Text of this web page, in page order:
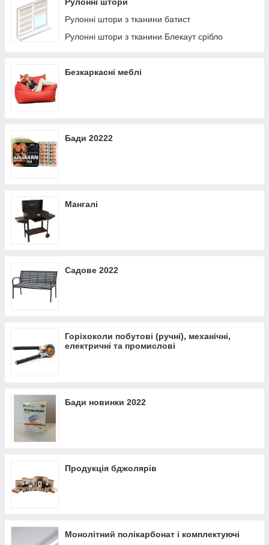
Рулонні штори з тканини батист
Рулонні штори з тканини Блекаут срібло
Безкаркасні меблі
Бади 20222
Мангалі
Садове 2022
Горіхоколи побутові (ручні), механічні,
електричні та промислові
Бади новинки 2022
Продукція бджолярів
Монолітний полікарбонат і комплектуючі